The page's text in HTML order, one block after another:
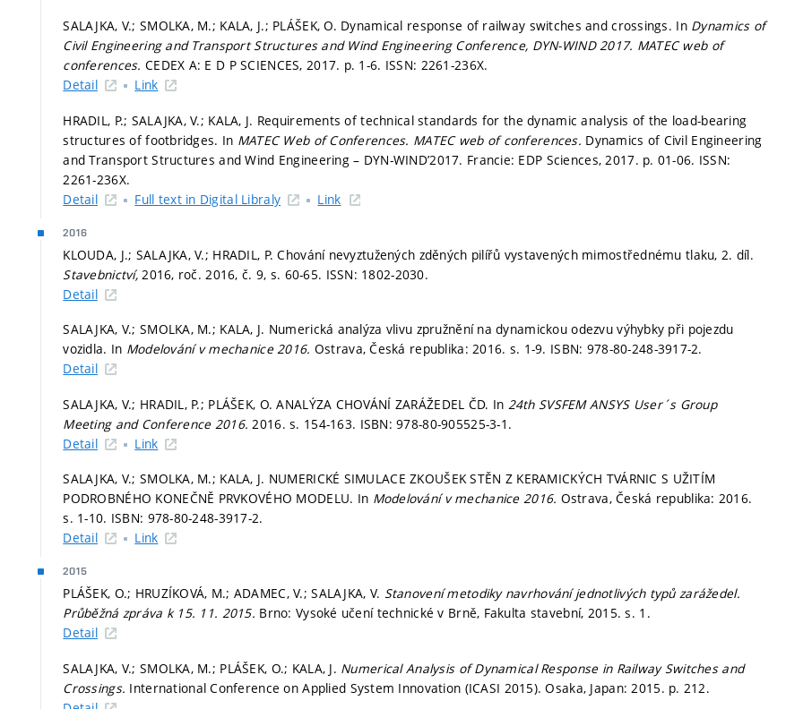
SALAJKA, V.; SMOLKA, M.; KALA, J.; PLÁŠEK, O. Dynamical response of railway switches and crossings. In Dynamics of
Civil Engineering and Transport Structures and Wind Engineering Conference, DYN-WIND 2017. MATEC web of
conferences. CEDEX A: E D P SCIENCES, 2017. p. 1-6. ISSN: 2261-236X.
Detail
Link
HRADIL, P.; SALAJKA, V.; KALA, J. Requirements of technical standards for the dynamic analysis of the load-bearing
structures of footbridges. In MATEC Web of Conferences. MATEC web of conferences. Dynamics of Civil Engineering
and Transport Structures and Wind Engineering – DYN-WIND’2017. Francie: EDP Sciences, 2017. p. 01-06. ISSN:
2261-236X.
Detail
Full text in Digital Libraly Link
2016
KLOUDA, J.; SALAJKA, V.; HRADIL, P. Chování nevyztužených zděných pilířů vystavených mimostřednému tlaku, 2. díl.
Stavebnictví, 2016, roč. 2016, č. 9, s. 60-65. ISSN: 1802-2030.
Detail
SALAJKA, V.; SMOLKA, M.; KALA, J. Numerická analýza vlivu zpružnění na dynamickou odezvu výhybky při pojezdu
vozidla. In Modelování v mechanice 2016. Ostrava, Česká republika: 2016. s. 1-9. ISBN: 978-80-248-3917-2.
Detail
SALAJKA, V.; HRADIL, P.; PLÁŠEK, O. ANALÝZA CHOVÁNÍ ZARÁŽEDEL ČD. In 24th SVSFEM ANSYS User´s Group
Meeting and Conference 2016. 2016.s. 154-163. ISBN: 978-80-905525-3-1.
Detail
Link
SALAJKA, V.; SMOLKA, M.; KALA, J. NUMERICKÉ SIMULACE ZKOUŠEK STĚN Z KERAMICKÝCH TVÁRNIC S UŽITÍM
PODROBNÉHO KONEČNĚ PRVKOVÉHO MODELU. In Modelování v mechanice 2016. Ostrava, Česká republika: 2016.
s. 1-10. ISBN: 978-80-248-3917-2.
Detail
Link
2015
PLÁŠEK, O.; HRUZÍKOVÁ, M.; ADAMEC, V.; SALAJKA, V. Stanovení metodiky navrhování jednotlivých typů zarážedel.
Průběžná zpráva k 15. 11. 2015. Brno: Vysoké učení technické v Brně, Fakulta stavební, 2015.s. 1.
Detail
SALAJKA, V.; SMOLKA, M.; PLÁŠEK, O.; KALA, J. Numerical Analysis of Dynamical Response in Railway Switches and
Crossings. International Conference on Applied System Innovation (ICASI 2015). Osaka, Japan: 2015. p. 212.